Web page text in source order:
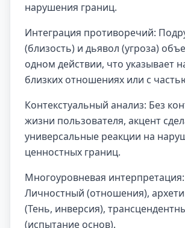
нарушения границ.
Интеграция противоречий:
(близость) и дьявол (угроза)
одном действии, что указывает
близких отношениях или с
Контекстуальный анализ: Без
жизни пользователя, акцент
универсальные реакции на
ценностных границ.
Многоуровневая интерпретация:
Личностный (отношения),
(Тень, инверсия),
(испытание основ).